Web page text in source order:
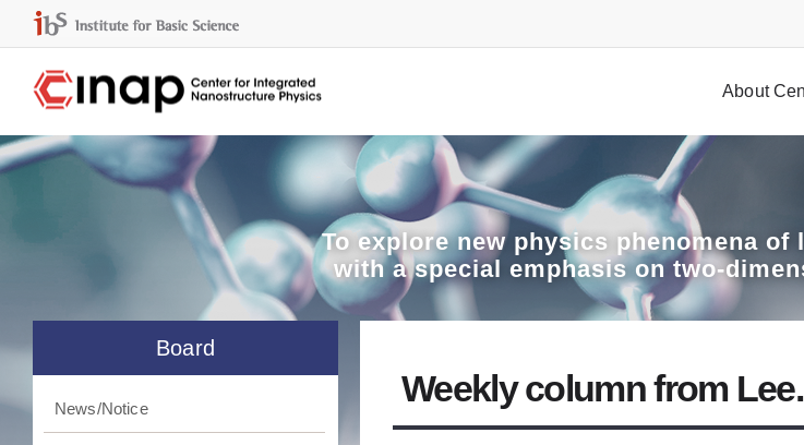
About
To explorenew physics phenomena
with a special emphasis on two-
Board
News/Notice Weekly column from